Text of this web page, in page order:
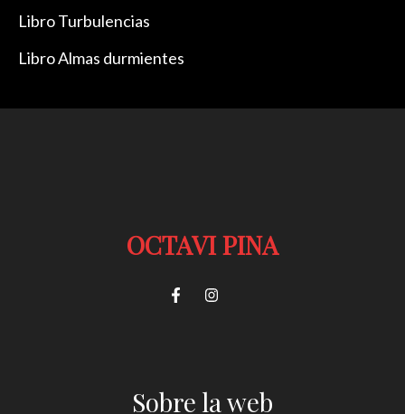
Libro Turbulencias
Libro Almas durmientes
OCTAVI PINA
Sobre la web